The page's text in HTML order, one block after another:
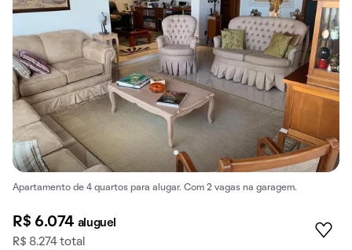
Apartamento de 4 quartos para alugar. Com 2 vagas na garagem.
R$ 6.074 aluguel
R$ 8.274 total